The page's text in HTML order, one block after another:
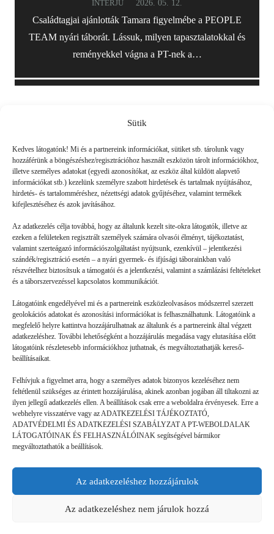
Sütik
Kedves látogatónk! Mi és a partnereink információkat, sütiket stb. tárolunk vagy
hozzáférünk a böngészéshez/regisztrációhoz használt eszközön tárolt információkhoz,
illetve személyes adatokat (egyedi azonosítókat, az eszköz által küldött alapvető
információkat stb.) kezelünk személyre szabott hirdetések és tartalmak nyújtásához,
hirdetés- és tartalomméréshez, nézettségi adatok gyűjtéséhez, valamint termékek
kifejlesztéséhez és azok javításához.
Az adatkezelés célja továbbá, hogy az általunk kezelt site-okra látogatók, illetve az
ezeken a felületeken regisztrált személyek számára olvasói élményt, tájékoztatást,
valamint szerteágazó információszolgáltatást nyújtsunk, ezenkívül – jelentkezési
szándék/regisztráció esetén – a nyári gyermek- és ifjúsági táborainkban való
részvételhez biztosítsuk a támogatói és a jelentkezési, valamint a számlázási feltételeket
és a táborszervezéssel kapcsolatos kommunikációt.
Látogatóink engedélyével mi és a partnereink eszközleolvasásos módszerrel szerzett
geolokációs adatokat és azonosítási információkat is felhasználhatunk. Látogatóink a
megfelelő helyre kattintva hozzájárulhatnak az általunk és a partnereink által végzett
adatkezeléshez. További lehetőségként a hozzájárulás megadása vagy elutasítása előtt
látogatóink részletesebb információkhoz juthatnak, és megváltoztathatják kereső-
beállításaikat.
Felhívjuk a figyelmet arra, hogy a személyes adatok bizonyos kezeléséhez nem
feltétlenül szükséges az érintett hozzájárulása, akinek azonban jogában áll tiltakozni az
ilyen jellegű adatkezelés ellen. A beállítások csak erre a weboldalra érvényesek. Erre a
webhelyre visszatérve vagy az ADATKEZELÉSI TÁJÉKOZTATÓ,
ADATVÉDELMI ÉS ADATKEZELÉSI SZABÁLYZAT A PT-WEBOLDALAK
LÁTOGATÓINAK ÉS FELHASZNÁLÓINAK segítségével bármikor
megváltoztathatók a beállítások.
Az adatkezeléshez hozzájárulok
Az adatkezeléshez nem járulok hozzá
INTERJÚ 2026. 05. 12.
Családtagjai ajánlották Tamara figyelmébe a PEOPLE
TEAM nyári táborát. Lássuk, milyen tapasztalatokkal és
reményekkel vágna a PT-nek a…
Friss
Volt gyors megoldás
GYEREKSZEM
B. L. élményei: Ha valaki rosszul lett, vagy valami gondja
akadt, a mókusok azonnal segítettek. (Ebben a táborban a
mókusok a táboroztatók.) Láttam olyat is, hogy valaki nem jött
ki…
legjobbtaborok.hu
GDPR | Adatvédelmi és adatkezelési
szabályzat